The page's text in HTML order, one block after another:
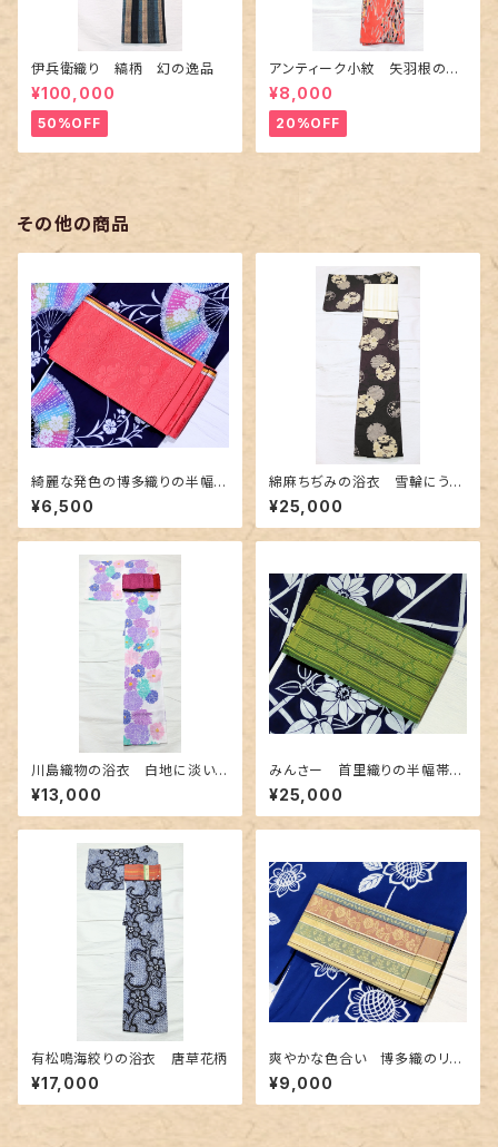
伊兵衛織り 縞柄 幻の逸品
¥100,000
50%OFF
アンティーク小紋 矢羽根の地
紋に短冊柄 裄６６cm
¥8,000
20%OFF
その他の商品
綺麗な発色の博多織りの半幅
帯 ピンク色
¥6,500
綿麻ちぢみの浴衣 雪輪にうさ
ぎ柄
¥25,000
川島織物の浴衣 白地に淡い
色合いの花柄
¥13,000
みんさー 首里織りの半幅帯
深緑色
¥25,000
有松鳴海絞りの浴衣 唐草花柄
¥17,000
爽やかな色合い 博多織のリバ
ーシブル半幅帯
¥9,000